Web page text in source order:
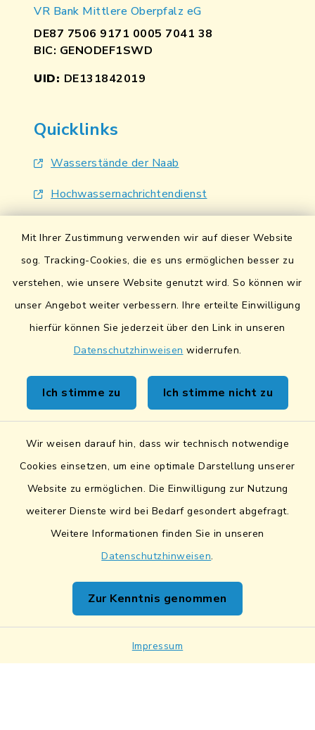
Mit Ihrer Zustimmung verwenden wir auf dieser Website
sog. Tracking-Cookies, die es uns ermöglichen besser zu
verstehen, wie unsere Website genutzt wird. So können wir
unser Angebot weiter verbessern. Ihre erteilte Einwilligung
hierfür können Sie jederzeit über den Link in unseren
Datenschutzhinweisen widerrufen.
Ich stimme zu Ich stimme nicht zu
Wir weisen darauf hin, dass wir technisch notwendige
Cookies einsetzen, um eine optimale Darstellung unserer
Website zu ermöglichen. Die Einwilligung zur Nutzung
weiterer Dienste wird bei Bedarf gesondert abgefragt.
Weitere Informationen finden Sie in unseren
Datenschutzhinweisen.
Zur Kenntnis genommen
Impressum
VR Bank Mittlere Oberpfalz eG
DE87 7506 9171 0005 7041 38
BIC: GENODEF1SWD
UID: DE131842019
Quicklinks
Wasserstände der Naab
Hochwassernachrichtendienst
Lokales Bündnis für Familien
Fairtrade-Towns
Kontakt
Sicheres Kontaktformular
Sicherer Datentransfer
Datenschutz
Netiquette
Sitemap